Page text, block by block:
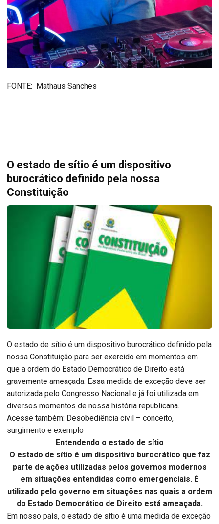
FONTE: Mathaus Sanches
O estado de sítio é um dispositivo
burocrático definido pela nossa
Constituição
O estado de sítio é um dispositivo burocrático definido pela
nossa Constituição para ser exercido em momentos em
que a ordem do Estado Democrático de Direito está
gravemente ameaçada. Essa medida de exceção deve ser
autorizada pelo Congresso Nacional e já foi utilizada em
diversos momentos de nossa história republicana.
Acesse também: Desobediência civil – conceito,
surgimento e exemplo
Entendendo o estado de sítio
O estado de sítio é um dispositivo burocrático que faz
parte de ações utilizadas pelos governos modernos
em situações entendidas como emergenciais. É
utilizado pelo governo em situações nas quais a ordem
do Estado Democrático de Direito está ameaçada.
Em nosso país, o estado de sítio é uma medida de exceção